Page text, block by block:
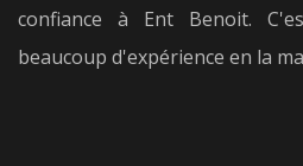
confiance à Ent Benoit.
beaucoup d'expérience en la